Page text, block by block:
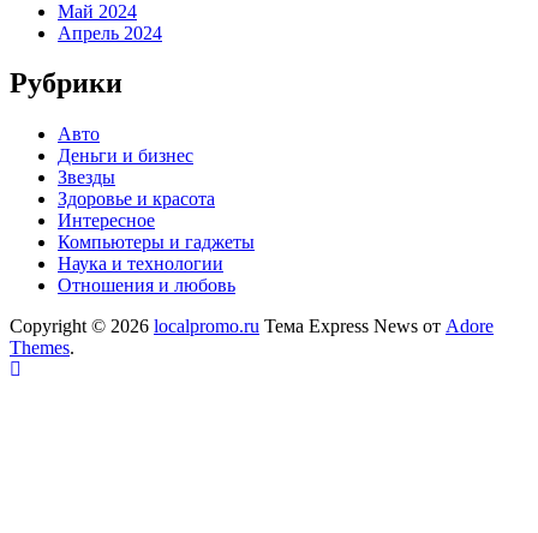
Май 2024
Апрель 2024
Рубрики
Авто
Деньги и бизнес
Звезды
Здоровье и красота
Интересное
Компьютеры и гаджеты
Наука и технологии
Отношения и любовь
Copyright © 2026 localpromo.ru Тема Express News от Adore
Themes.